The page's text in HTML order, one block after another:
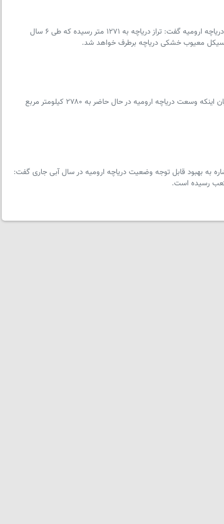
سرویس آذربایجان غربی- استاندار آذربایجان‌غربی با اشاره به بهبود وضعیت دریاچه ارومیه گفت: تراز دریاچه به ۱۲۷۱ متر رسیده که طی ۶ سال
سیکل معیوب خشکی دریاچه برطرف خواهد شد.
سرویس آذربایجان غربی- مدیرعامل شرکت آب منطقه‌ای آذربایجان‌غربی با بیان اینکه وسعت دریاچه ارومیه در حال حاضر به ۲۷۸۰ کیلومتر مربع
به بهبود قابل توجه وضعیت دریاچه ارومیه در سال آبی جاری گفت: